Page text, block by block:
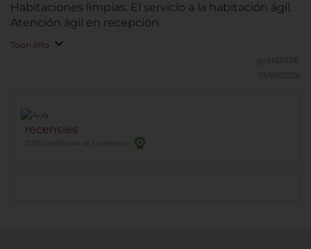
Habitaciones limpias. El servicio a la habitación ágil.
Atención ágil en recepción.
Toon info
gvela2026.
13/01/2026
recensies
2025 Certificate of Excellence